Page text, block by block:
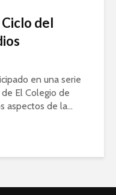
del
en una serie
El Colegio de
aspectos de la...